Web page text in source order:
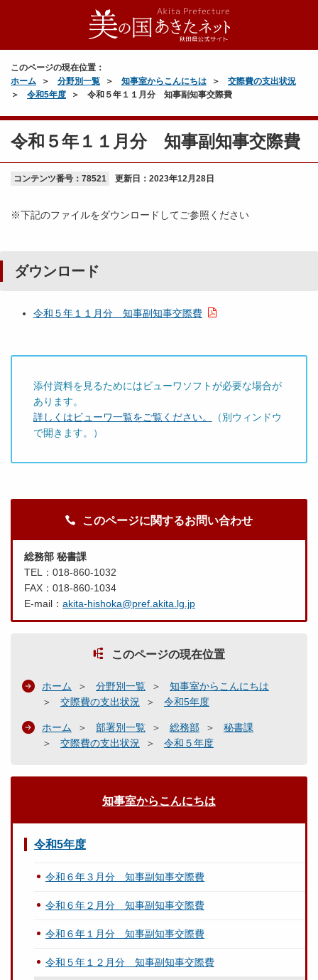
このページの現在位置：
ホーム
分野別一覧 知事室からこんにちは
交際費の支出状況
令和5年度
令和５年１１月分 知事副知事交際費
令和５年１１月分 知事副知事交際費
コンテンツ番号：78521 更新日： 2023年12月28日
※下記のファイルをダウンロードしてご参照ください
ダウンロード
令和５年１１月分 知事副知事交際費
添付資料を見るためにはビューワソフトが必要な場合が
あります。
詳しくはビューワ一覧をご覧ください。
（別ウィンドウ
で開きます。）
このページに関するお問い合わせ
総務部 秘書課
TEL：018-860-1032
FAX：018-860-1034
E-mail： akita-hishoka@pref.akita.lg.jp
このページの現在位置
ホーム 分野別一覧
知事室からこんにちは
交際費の支出状況
令和5年度
ホーム 部署別一覧 総務部
秘書課
交際費の支出状況
令和５年度
知事室からこんにちは
令和5年度
令和６年３月分 知事副知事交際費
令和６年２月分 知事副知事交際費
令和６年１月分 知事副知事交際費
令和５年１２月分 知事副知事交際費